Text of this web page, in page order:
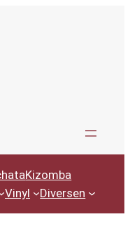
Kizomba
Vinyl Diversen